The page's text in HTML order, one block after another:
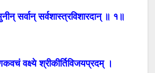
सर्वान् सर्वशास्त्रविशारदान् ॥ १॥
वक्ष्ये श्रीकीर्तिविजयप्रदम् ।